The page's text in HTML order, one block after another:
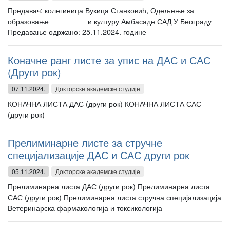
Предавач: колегиница Вукица Станковић, Одељење за
образовање и културу Амбасаде САД У Београду
Предавање одржано: 25.11.2024. године
Коначне ранг листе за упис на ДАС и САС
(Други рок)
07.11.2024. Докторске академске студије
КОНАЧНА ЛИСТА ДАС (други рок) КОНАЧНА ЛИСТА САС
(други рок)
Прелиминарне листе за стручне
специјализације ДАС и САС други рок
05.11.2024. Докторске академске студије
Прелиминарна листа ДАС (други рок) Прелиминарна листа
САС (други рок) Прелиминарна листа стручна специјализација
Ветеринарска фармакологија и токсикологија